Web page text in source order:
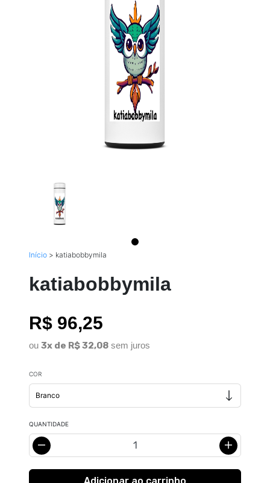
Início > katiabobbymila
katiabobbymila
R$ 96,25
ou 3x de R$ 32,08 sem juros
COR
QUANTIDADE